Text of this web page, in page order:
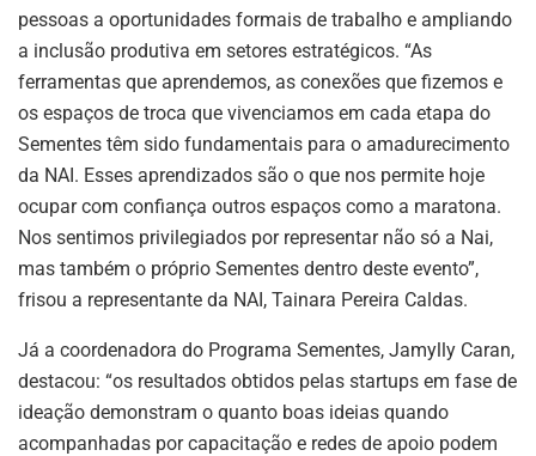
pessoas a oportunidades formais de trabalho e ampliando
a inclusão produtiva em setores estratégicos. “As
ferramentas que aprendemos, as conexões que fizemos e
os espaços de troca que vivenciamos em cada etapa do
Sementes têm sido fundamentais para o amadurecimento
da NAI. Esses aprendizados são o que nos permite hoje
ocupar com confiança outros espaços como a maratona.
Nos sentimos privilegiados por representar não só a Nai,
mas também o próprio Sementes dentro deste evento”,
frisou a representante da NAI, Tainara Pereira Caldas.
Já a coordenadora do Programa Sementes, Jamylly Caran,
destacou: “os resultados obtidos pelas startups em fase de
ideação demonstram o quanto boas ideias quando
acompanhadas por capacitação e redes de apoio podem